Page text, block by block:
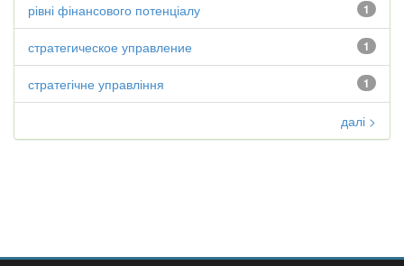
1
рівні фінансового потенціалу
1
стратегическое управление
1
стратегічне управління
далі >